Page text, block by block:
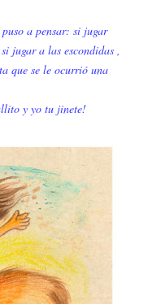
a pensar: si jugar
jugar a las escondidas ,
que se le ocurrió una
y yo tu jinete!